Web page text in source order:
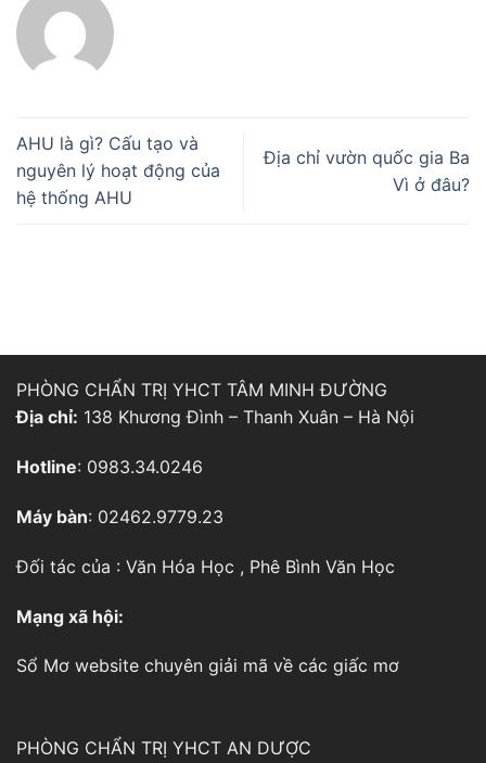
AHU là gì? Cấu tạo và
nguyên lý hoạt động của
hệ thống AHU
Địa chỉ vườn quốc gia Ba
Vì ở đâu?
PHÒNG CHẨN TRỊ YHCT TÂM MINH ĐƯỜNG
Địa chỉ: 138 Khương Đình – Thanh Xuân – Hà Nội
Hotline: 0983.34.0246
Máy bàn: 02462.9779.23
Đối tác của : Văn Hóa Học , Phê Bình Văn Học
Mạng xã hội:
Sổ Mơ website chuyên giải mã về các giấc mơ
PHÒNG CHẨN TRỊ YHCT AN DƯỢC